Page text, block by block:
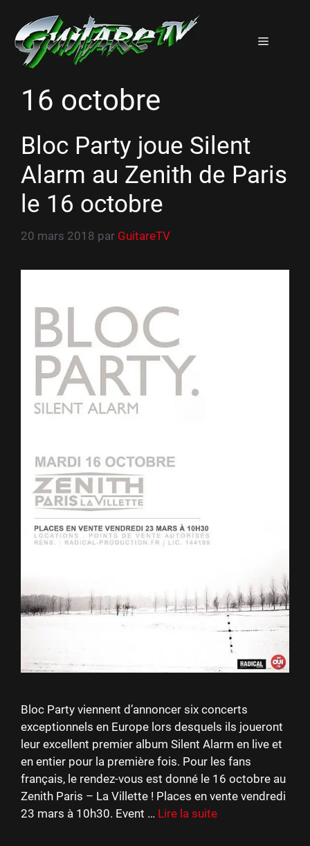
contenu
Menu
16 octobre
Bloc Party joue Silent
Alarm au Zenith de Paris
le 16 octobre
20 mars 2018 par GuitareTV
Bloc Party viennent d’annoncer six concerts
exceptionnels en Europe lors desquels ils joueront
leur excellent premier album Silent Alarm en live et
en entier pour la première fois. Pour les fans
français, le rendez-vous est donné le 16 octobre au
Zenith Paris – La Villette ! Places en vente vendredi
23 mars à 10h30. Event … Lire la suite